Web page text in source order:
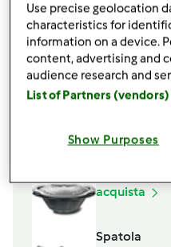
q.b.sale
q.b.pepe
1cucchiaino raso
Aggiungi
Accessori che
acquista
Spatola
Use precise geolocation
characteristics for
information on a device.
content, advertising and
audience research and
List of Partners (vendors)
Show Purposes